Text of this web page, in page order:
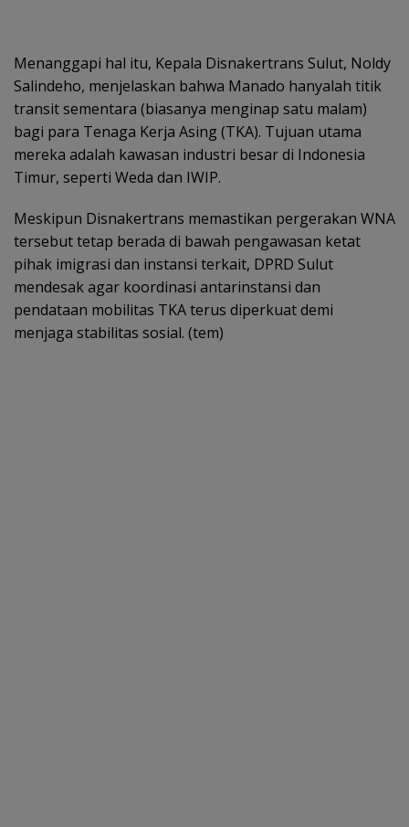
Menanggapi hal itu, Kepala Disnakertrans Sulut, Noldy
Salindeho, menjelaskan bahwa Manado hanyalah titik
transit sementara (biasanya menginap satu malam)
bagi para Tenaga Kerja Asing (TKA). Tujuan utama
mereka adalah kawasan industri besar di Indonesia
Timur, seperti Weda dan IWIP.
Meskipun Disnakertrans memastikan pergerakan WNA
tersebut tetap berada di bawah pengawasan ketat
pihak imigrasi dan instansi terkait, DPRD Sulut
mendesak agar koordinasi antarinstansi dan
pendataan mobilitas TKA terus diperkuat demi
menjaga stabilitas sosial. (tem)